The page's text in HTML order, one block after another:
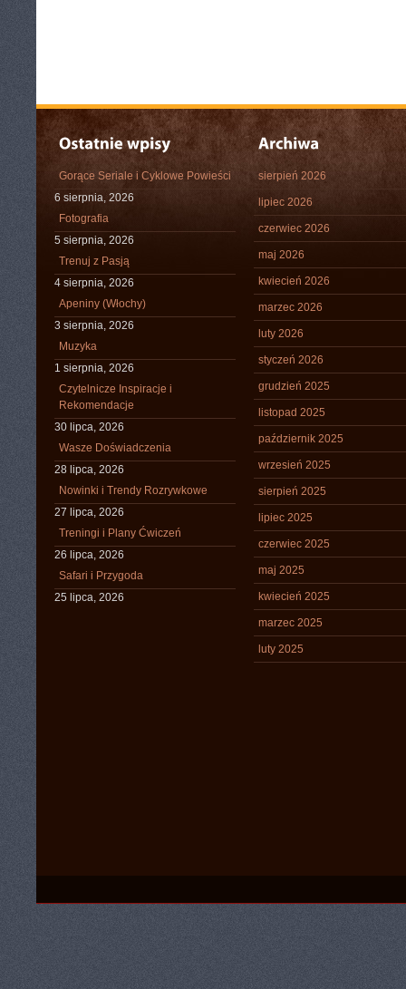
Gorące Seriale i Cyklowe Powieści
6 sierpnia, 2026
Fotografia
5 sierpnia, 2026
Trenuj z Pasją
4 sierpnia, 2026
Apeniny (Włochy)
3 sierpnia, 2026
Muzyka
1 sierpnia, 2026
Czytelnicze Inspiracje i
Rekomendacje
30 lipca, 2026
Wasze Doświadczenia
28 lipca, 2026
Nowinki i Trendy Rozrywkowe
27 lipca, 2026
Treningi i Plany Ćwiczeń
26 lipca, 2026
Safari i Przygoda
25 lipca, 2026
sierpień 2026
lipiec 2026
czerwiec 2026
maj 2026
kwiecień 2026
marzec 2026
luty 2026
styczeń 2026
grudzień 2025
listopad 2025
październik 2025
wrzesień 2025
sierpień 2025
lipiec 2025
czerwiec 2025
maj 2025
kwiecień 2025
marzec 2025
luty 2025